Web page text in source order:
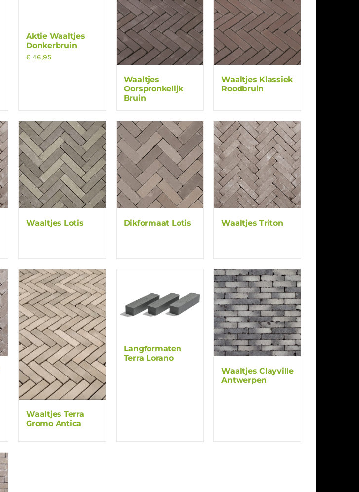
Aktie Waaltjes
Donkerbruin
€ 46,95
Waaltjes
Oorspronkelijk
Bruin
Waaltjes Klassiek
Roodbruin
Waaltjes Lotis Dikformaat Lotis Waaltjes Triton
Waaltjes Terra
Gromo Antica
Langformaten
Terra Lorano
Waaltjes Clayville
Antwerpen